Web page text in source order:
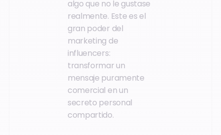
algo que no le gustase
realmente. Este es el
gran poder del
marketing de
influencers:
transformar un
mensaje puramente
comercial en un
secreto personal
compartido.